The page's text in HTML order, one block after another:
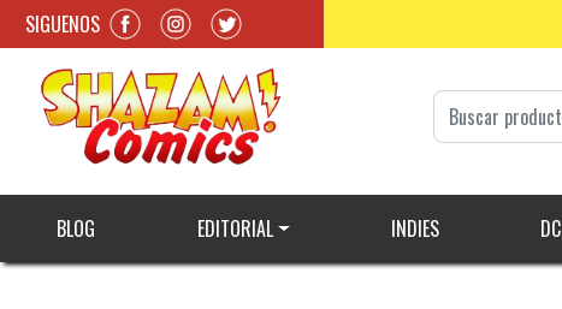
SIGUENOS
BLOG EDITORIAL INDIES